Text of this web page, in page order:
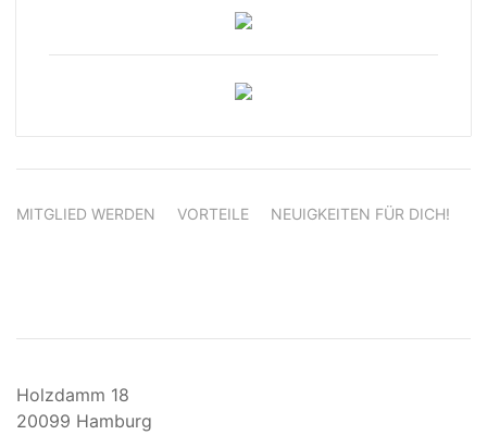
MITGLIED WERDEN VORTEILE NEUIGKEITEN FÜR DICH!
Holzdamm 18
20099 Hamburg